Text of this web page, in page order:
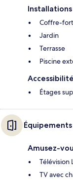
Installations
Coffre-
Jardin
Terrasse
Piscine
Accessibilité
Étages
Amusez-
Télévision
TV avec